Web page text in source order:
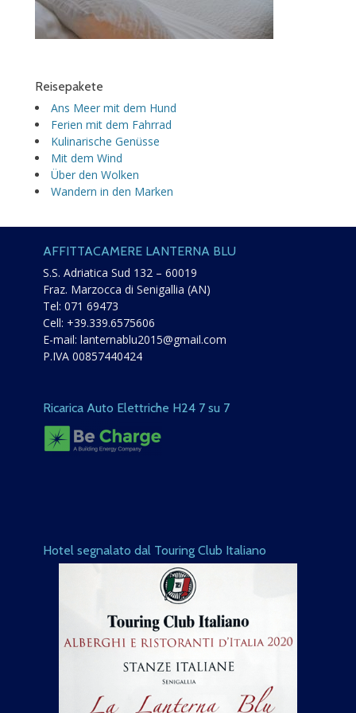
Reisepakete
Ans Meer mit dem Hund
Ferien mit dem Fahrrad
Kulinarische Genüsse
Mit dem Wind
Über den Wolken
Wandern in den Marken
AFFITTACAMERE LANTERNA BLU
S.S. Adriatica Sud 132 – 60019
Fraz. Marzocca di Senigallia (AN)
Tel: 071 69473
Cell: +39.339.6575606
E-mail: lanternablu2015@gmail.com
P.IVA 00857440424
Ricarica Auto Elettriche H24 7 su 7
Hotel segnalato dal Touring Club Italiano